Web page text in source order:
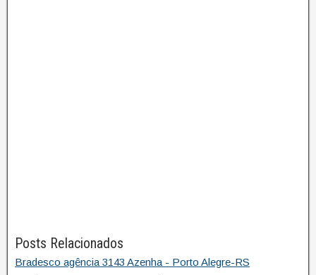
Posts Relacionados
Bradesco agência 3143 Azenha - Porto Alegre-RS